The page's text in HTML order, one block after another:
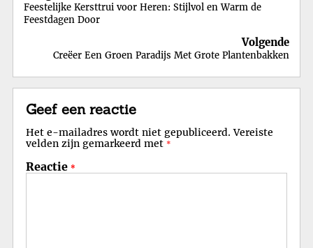
Feestelijke Kersttrui voor Heren: Stijlvol en Warm de
Feestdagen Door
Volgende
Creëer Een Groen Paradijs Met Grote Plantenbakken
Geef een reactie
Het e-mailadres wordt niet gepubliceerd. Vereiste
velden zijn gemarkeerd met *
Reactie *